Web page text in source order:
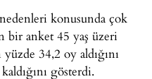
konusunda çok
bir anket 45 yaş üzeri
34,2 oy aldığını
gösterdi.